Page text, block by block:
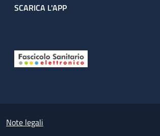
SCARICA L'APP
Small prints
Note legali